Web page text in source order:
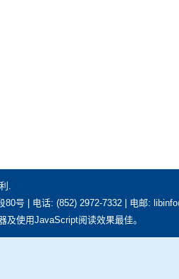
.
号 | 电话: (852) 2972-7332 | 电邮:
使用JavaScript阅读效果最佳。